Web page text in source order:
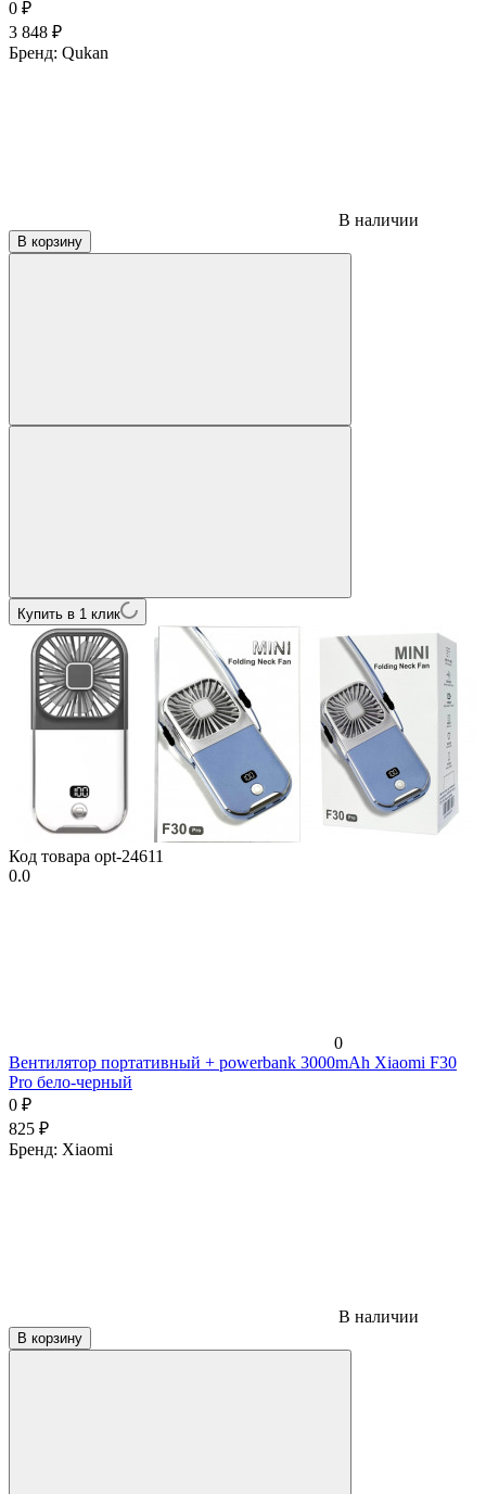
0 ₽
3 848 ₽
Бренд: Qukan
В наличии
В корзину
Купить в 1 клик
Код товара opt-24611
0.0
0
Вентилятор портативный + powerbank 3000mAh Xiaomi F30
Pro бело-черный
0 ₽
825 ₽
Бренд: Xiaomi
В наличии
В корзину